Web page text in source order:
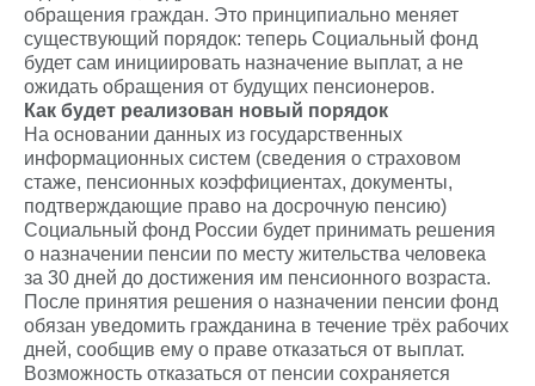
обращения граждан. Это принципиально меняет
существующий порядок: теперь Социальный фонд
будет сам инициировать назначение выплат, а не
ожидать обращения от будущих пенсионеров.
Как будет реализован новый порядок
На основании данных из государственных
информационных систем (сведения о страховом
стаже, пенсионных коэффициентах, документы,
подтверждающие право на досрочную пенсию)
Социальный фонд России будет принимать решения
о назначении пенсии по месту жительства человека
за 30 дней до достижения им пенсионного возраста.
После принятия решения о назначении пенсии фонд
обязан уведомить гражданина в течение трёх рабочих
дней, сообщив ему о праве отказаться от выплат.
Возможность отказаться от пенсии сохраняется